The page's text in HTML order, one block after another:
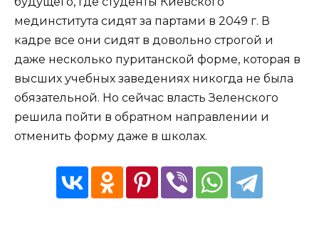
мединститута сидят за партами в 2049 г. В
кадре все они сидят в довольно строгой и
даже несколько пуританской форме, которая в
высших учебных заведениях никогда не была
обязательной. Но сейчас власть Зеленского
решила пойти в обратном направлении и
отменить форму даже в школах.